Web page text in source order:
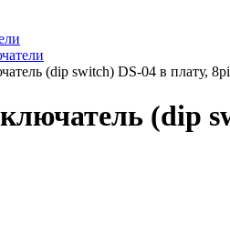
(dip switch) DS-04 в плату,
(dip